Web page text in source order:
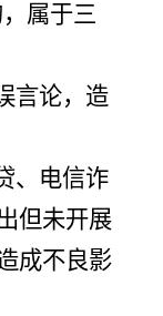
属于三
言论，造
、电信诈
但未开展
成不良影